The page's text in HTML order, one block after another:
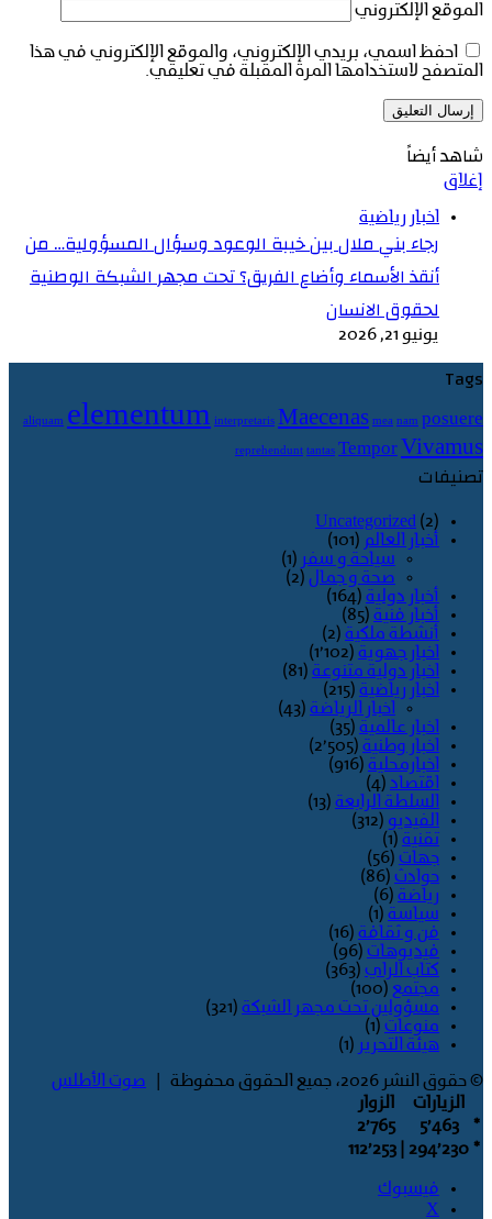
الموقع الإلكتروني
احفظ اسمي، بريدي الإلكتروني، والموقع الإلكتروني في هذا
المتصفح لاستخدامها المرة المقبلة في تعليقي.
شاهد أيضاً
إغلاق
اخبار رياضية
رجاء بني ملال بين خيبة الوعود وسؤال المسؤولية… من
أنقذ الأسماء وأضاع الفريق؟ تحت مجهر الشبكة الوطنية
لحقوق الانسان
يونيو 21, 2026
Tags
aliquam elementum interpretaris Maecenas mea nam posuere
reprehendunt tantas Tempor Vivamus
تصنيفات
Uncategorized (2)
أخبار العالم (101)
سياحة و سفر (1)
صحة و جمال (2)
أخبار دولية (164)
أخبار فنية (85)
أنشطة ملكية (2)
اخبار جهوية (1٬102)
اخبار دولية متنوعة (81)
اخبار رياضية (215)
اخبار الرياضة (43)
اخبار عالمية (35)
اخبار وطنية (2٬505)
اخبارمحلية (916)
اقتصاد (4)
السلطة الرابعة (13)
الفيديو (312)
تقنية (1)
جهات (56)
حوادث (86)
رياضة (6)
سياسة (1)
فن و ثقافة (16)
فيديوهات (96)
كتاب الراي (363)
مجتمع (100)
مسؤولين تحت مجهر الشبكة (321)
منوعات (1)
هيئة التحرير (1)
© حقوق النشر 2026، جميع الحقوق محفوظة |
صوت الأطلس
الزيارات
الزوار
*
5٬463
2٬765
* 294٬230
فيسبوك
‫X